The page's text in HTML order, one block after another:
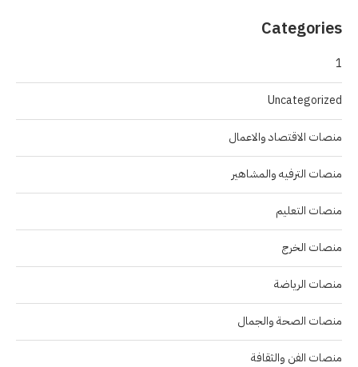
Categories
1
Uncategorized
منصات الاقتصاد والاعمال
منصات الترفيه والمشاهير
منصات التعليم
منصات الخرج
منصات الرياضة
منصات الصحة والجمال
منصات الفن والثقافة